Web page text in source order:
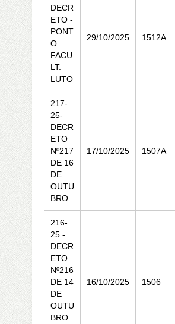
DECR
ETO -
PONT
O
FACU
LT.
LUTO
29/10/2025 1512A
217-
25-
DECR
ETO
Nº217
DE 16
DE
OUTU
BRO
17/10/2025 1507A
216-
25 -
DECR
ETO
Nº216
DE 14
DE
OUTU
BRO
16/10/2025 1506